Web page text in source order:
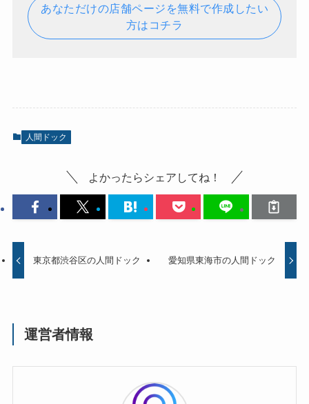
あなただけの店舗ページを無料で作成したい
方はコチラ
人間ドック
よかったらシェアしてね！
東京都渋谷区の人間ドック 愛知県東海市の人間ドック
運営者情報